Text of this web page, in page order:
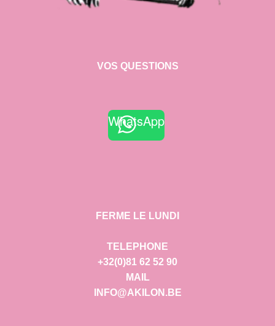
VOS QUESTIONS
WhatsApp
FERME LE LUNDI
TELEPHONE
+32(0)81 62 52 90
MAIL
INFO@AKILON.BE